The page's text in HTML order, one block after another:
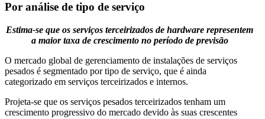
Por análise de tipo de serviço
Estima-se que os serviços terceirizados de hardware representem
a maior taxa de crescimento no período de previsão
O mercado global de gerenciamento de instalações de serviços
pesados ​​é segmentado por tipo de serviço, que é ainda
categorizado em serviços terceirizados e internos.
Projeta-se que os serviços pesados ​​terceirizados tenham um
crescimento progressivo do mercado devido às suas crescentes